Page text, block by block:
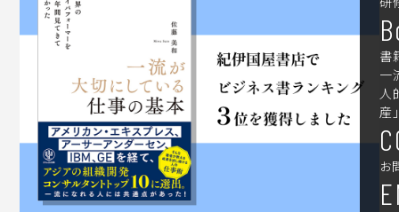
書
一
人
産」
お